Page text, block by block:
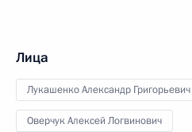
Лица
Лукашенко Александр Григорьевич
Оверчук Алексей Логвинович